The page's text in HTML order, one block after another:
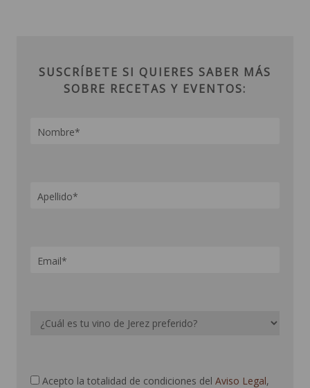
SUSCRÍBETE SI QUIERES SABER MÁS
SOBRE RECETAS Y EVENTOS:
Acepto la totalidad de condiciones del Aviso Legal,